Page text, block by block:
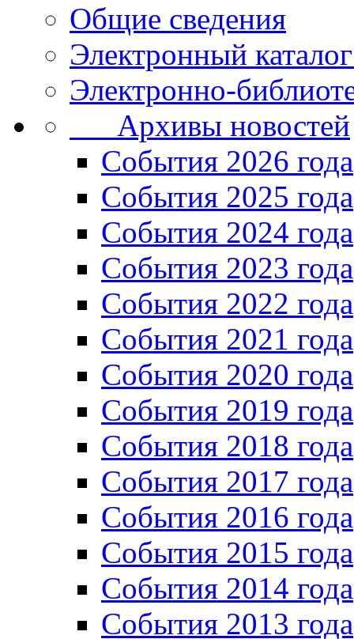
Общие сведения
Электронный
Электронно-
Архивы новостей
Cобытия 2026 года
События 2025 года
События 2024 года
События 2023 года
Cобытия 2022 года
Cобытия 2021 года
События 2020 года
События 2019 года
События 2018 года
События 2017 года
События 2016 года
События 2015 года
События 2014 года
События 2013 года